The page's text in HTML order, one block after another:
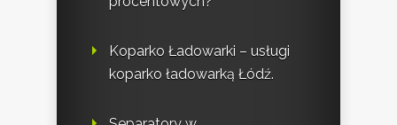
Koparko Ładowarki – usługi
koparko ładowarką Łódź.